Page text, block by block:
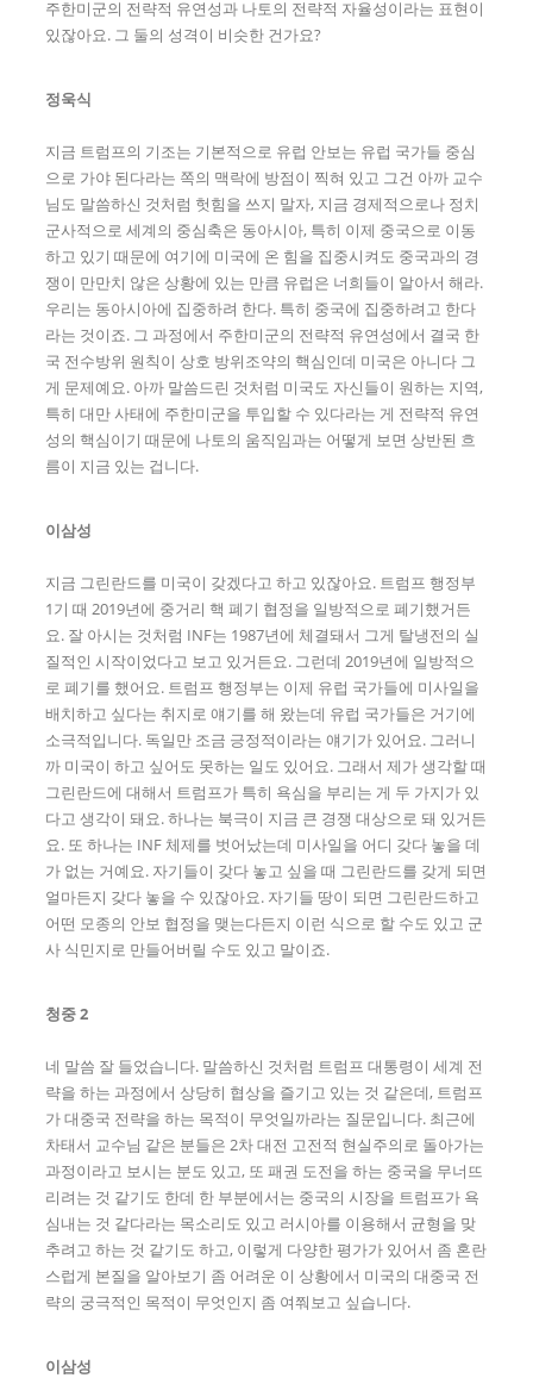
주한미군의 전략적 유연성과 나토의 전략적 자율성이라는 표현이
있잖아요. 그 둘의 성격이 비슷한 건가요?
정욱식
지금 트럼프의 기조는 기본적으로 유럽 안보는 유럽 국가들 중심
으로 가야 된다라는 쪽의 맥락에 방점이 찍혀 있고 그건 아까 교수
님도 말씀하신 것처럼 헛힘을 쓰지 말자, 지금 경제적으로나 정치
군사적으로 세계의 중심축은 동아시아, 특히 이제 중국으로 이동
하고 있기 때문에 여기에 미국에 온 힘을 집중시켜도 중국과의 경
쟁이 만만치 않은 상황에 있는 만큼 유럽은 너희들이 알아서 해라.
우리는 동아시아에 집중하려 한다. 특히 중국에 집중하려고 한다
라는 것이죠. 그 과정에서 주한미군의 전략적 유연성에서 결국 한
국 전수방위 원칙이 상호 방위조약의 핵심인데 미국은 아니다 그
게 문제예요. 아까 말씀드린 것처럼 미국도 자신들이 원하는 지역,
특히 대만 사태에 주한미군을 투입할 수 있다라는 게 전략적 유연
성의 핵심이기 때문에 나토의 움직임과는 어떻게 보면 상반된 흐
름이 지금 있는 겁니다.
이삼성
지금 그린란드를 미국이 갖겠다고 하고 있잖아요. 트럼프 행정부
1기 때 2019년에 중거리 핵 폐기 협정을 일방적으로 폐기했거든
요. 잘 아시는 것처럼 INF는 1987년에 체결돼서 그게 탈냉전의 실
질적인 시작이었다고 보고 있거든요. 그런데 2019년에 일방적으
로 폐기를 했어요. 트럼프 행정부는 이제 유럽 국가들에 미사일을
배치하고 싶다는 취지로 얘기를 해 왔는데 유럽 국가들은 거기에
소극적입니다. 독일만 조금 긍정적이라는 얘기가 있어요. 그러니
까 미국이 하고 싶어도 못하는 일도 있어요. 그래서 제가 생각할 때
그린란드에 대해서 트럼프가 특히 욕심을 부리는 게 두 가지가 있
다고 생각이 돼요. 하나는 북극이 지금 큰 경쟁 대상으로 돼 있거든
요. 또 하나는 INF 체제를 벗어났는데 미사일을 어디 갖다 놓을 데
가 없는 거예요. 자기들이 갖다 놓고 싶을 때 그린란드를 갖게 되면
얼마든지 갖다 놓을 수 있잖아요. 자기들 땅이 되면 그린란드하고
어떤 모종의 안보 협정을 맺는다든지 이런 식으로 할 수도 있고 군
사 식민지로 만들어버릴 수도 있고 말이죠.
청중 2
네 말씀 잘 들었습니다. 말씀하신 것처럼 트럼프 대통령이 세계 전
략을 하는 과정에서 상당히 협상을 즐기고 있는 것 같은데, 트럼프
가 대중국 전략을 하는 목적이 무엇일까라는 질문입니다. 최근에
차태서 교수님 같은 분들은 2차 대전 고전적 현실주의로 돌아가는
과정이라고 보시는 분도 있고, 또 패권 도전을 하는 중국을 무너뜨
리려는 것 같기도 한데 한 부분에서는 중국의 시장을 트럼프가 욕
심내는 것 같다라는 목소리도 있고 러시아를 이용해서 균형을 맞
추려고 하는 것 같기도 하고, 이렇게 다양한 평가가 있어서 좀 혼란
스럽게 본질을 알아보기 좀 어려운 이 상황에서 미국의 대중국 전
략의 궁극적인 목적이 무엇인지 좀 여쭤보고 싶습니다.
이삼성